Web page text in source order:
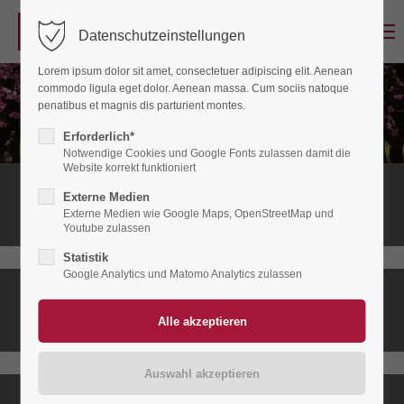
Login
Benutzername
Passwort
Anmelden
Register|Lost your password?
Support
Lorem ipsum dolor sit amet:
Stationäres
Hospiz
Ambulanter
Datenschutzeinstellungen
Lorem ipsum dolor sit amet, consectetuer adipiscing elit. Aenean
commodo ligula eget dolor. Aenean massa. Cum sociis natoque
penatibus et magnis dis parturient montes.
Erforderlich*
Notwendige Cookies und Google Fonts zulassen damit die
Website korrekt funktioniert
Externe Medien
Externe Medien wie Google Maps, OpenStreetMap und
Youtube zulassen
Statistik
Google Analytics und Matomo Analytics zulassen